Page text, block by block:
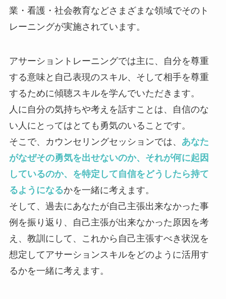
業・看護・社会教育などさまざまな領域でそのト
レーニングが実施されています。
アサーショントレーニングでは主に、自分を尊重
する意味と自己表現のスキル、そして相手を尊重
するために傾聴スキルを学んでいただきます。
人に自分の気持ちや考えを話すことは、自信のな
い人にとってはとても勇気のいることです。
そこで、カウンセリングセッションでは、 あなた
がなぜその勇気を出せないのか、それが何に起因
しているのか、を特定して自信をどうしたら持て
るようになるかを一緒に考えます。
そして、過去にあなたが自己主張出来なかった事
例を振り返り、自己主張が出来なかった原因を考
え、教訓にして、これから自己主張すべき状況を
想定してアサーションスキルをどのように活用す
るかを一緒に考えます。